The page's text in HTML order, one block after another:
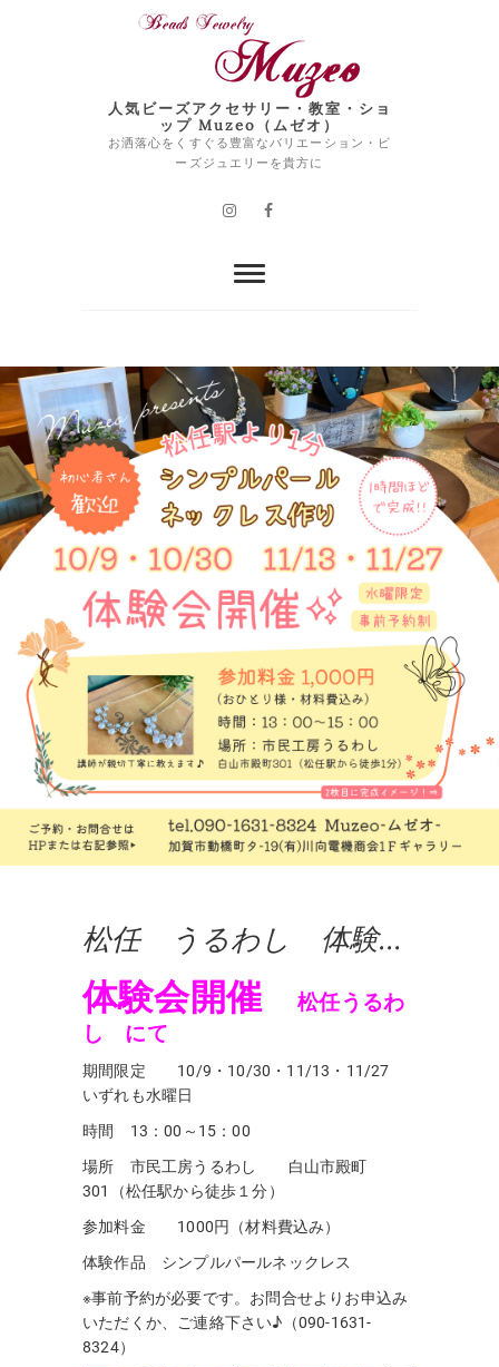
人気ビーズアクセサリー・教室・ショ
ップ Muzeo（ムゼオ）
お洒落心をくすぐる豊富なバリエーション・ビ
ーズジュエリーを貴方に
InstagramFacebook
松任 うるわし 体験会
開催♪
体験会開催松任うるわ
し にて
期間限定 10/9・10/30・11/13・11/27
いずれも水曜日
時間 13：00～15：00
場所 市民工房うるわし 白山市殿町
301（松任駅から徒歩１分）
参加料金 1000円（材料費込み）
体験作品 シンプルパールネックレス
※事前予約が必要です。お問合せよりお申込み
いただくか、ご連絡下さい♪（090-1631-
8324）